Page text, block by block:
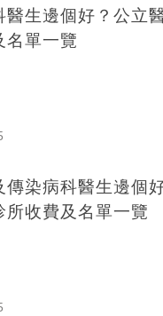
生邊個好？公立
名單一覽
傳染病科醫生邊個
所收費及名單一覽